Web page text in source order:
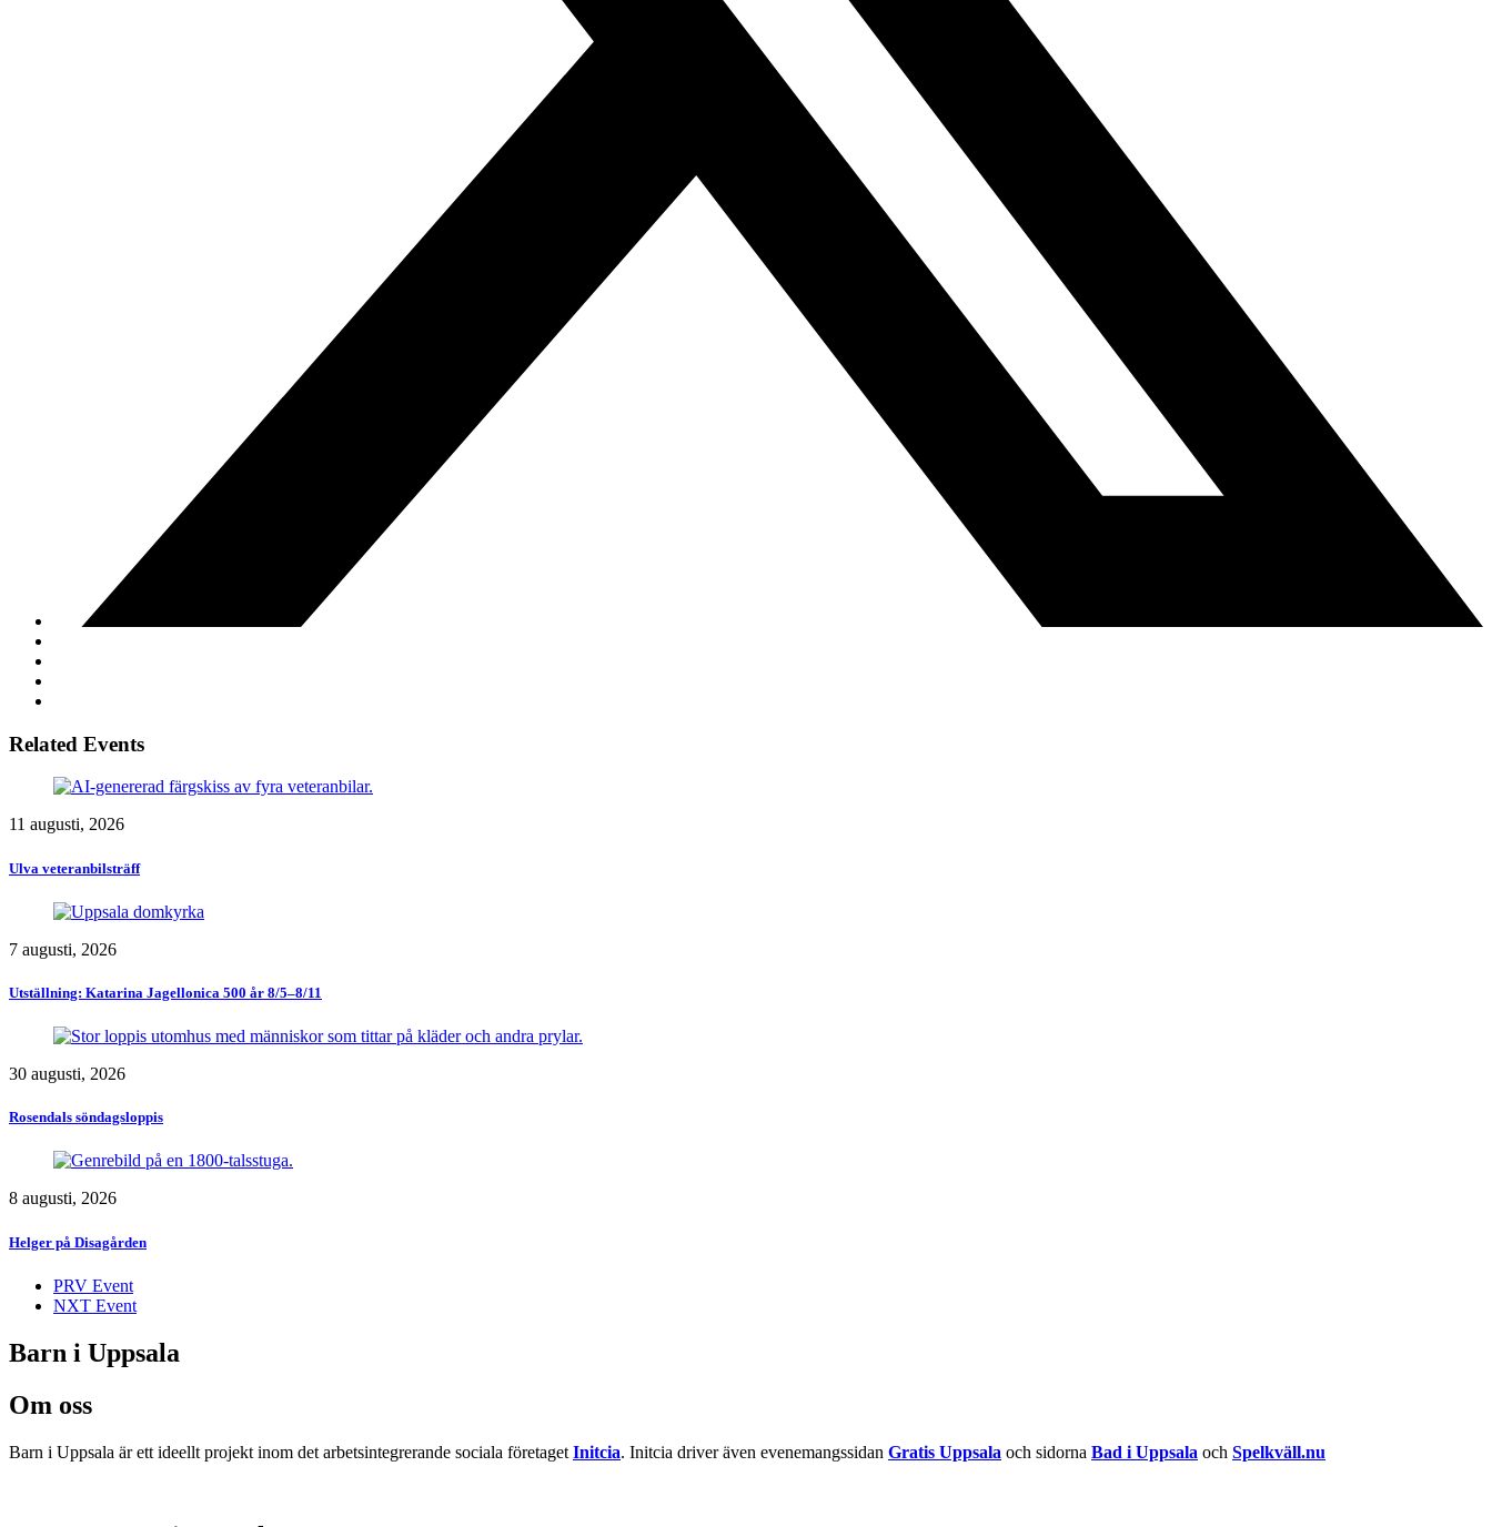
Related Events
11 augusti, 2026
Ulva veteranbilsträff
7 augusti, 2026
Utställning: Katarina Jagellonica 500 år 8/5–8/11
30 augusti, 2026
Rosendals söndagsloppis
8 augusti, 2026
Helger på Disagården
PRV Event
NXT Event
Barn i Uppsala
Om oss
Barn i Uppsala är ett ideellt projekt inom det arbetsintegrerande sociala företaget Initcia. Initcia driver även evenemangssidan Gratis Uppsala och sidorna Bad i Uppsala och Spelkväll.nu